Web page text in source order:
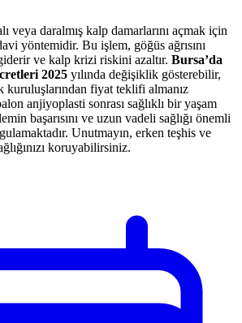
veya daralmış kalp damarlarını açmak için
yöntemidir. Bu işlem, göğüs ağrısını
giderir ve kalp krizi riskini azaltır. Bursa’da
2025 yılında değişiklik gösterebilir,
kuruluşlarından fiyat teklifi almanız
anjiyoplasti sonrası sağlıklı bir yaşam
başarısını ve uzun vadeli sağlığı önemli
Unutmayın, erken teşhis ve
koruyabilirsiniz.